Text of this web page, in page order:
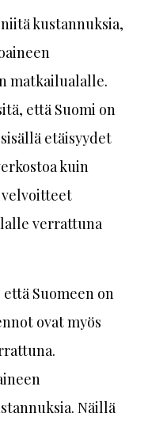
kustannuksia,
matkailualalle.
että Suomi on
etäisyydet
kuin
verrattuna
Suomeen on
ovat myös
Näillä